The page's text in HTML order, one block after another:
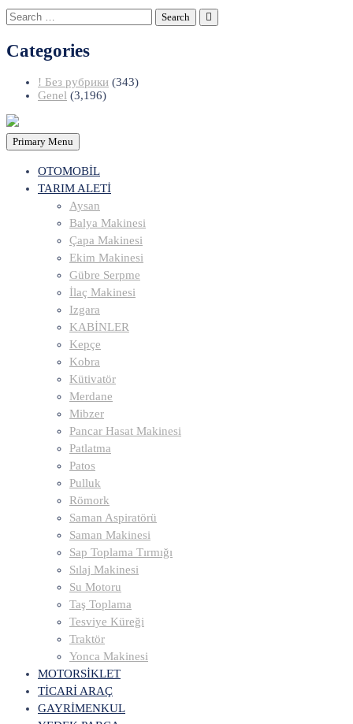
Search
for:
Categories
! Без рубрики (343)
Genel (3,196)
Primary Menu
OTOMOBİL
TARIM ALETİ
Aysan
Balya Makinesi
Çapa Makinesi
Ekim Makinesi
Gübre Serpme
İlaç Makinesi
Izgara
KABİNLER
Kepçe
Kobra
Kütivatör
Merdane
Mibzer
Pancar Hasat Makinesi
Patlatma
Patos
Pulluk
Römork
Saman Aspiratörü
Saman Makinesi
Sap Toplama Tırmığı
Sılaj Makinesi
Su Motoru
Taş Toplama
Tesviye Küreği
Traktör
Yonca Makinesi
MOTORSİKLET
TİCARİ ARAÇ
GAYRİMENKUL